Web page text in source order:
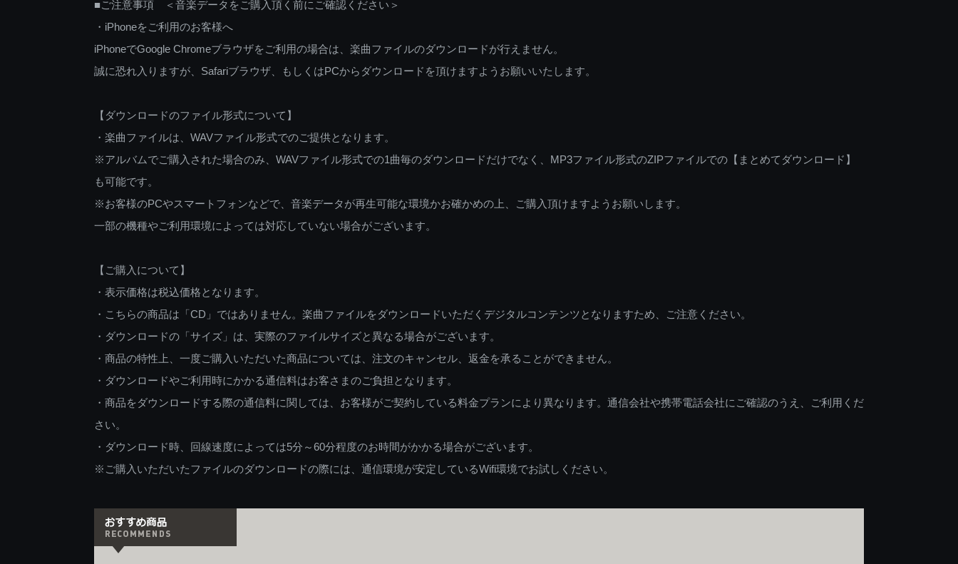
■ご注意事項 ＜音楽データをご購入頂く前にご確認ください＞
・iPhoneをご利用のお客様へ
iPhoneでGoogle Chromeブラウザをご利用の場合は、楽曲ファイルのダウンロードが行えません。
誠に恐れ入りますが、Safariブラウザ、もしくはPCからダウンロードを頂けますようお願いいたします。
【ダウンロードのファイル形式について】
・楽曲ファイルは、WAVファイル形式でのご提供となります。
※アルバムでご購入された場合のみ、WAVファイル形式での1曲毎のダウンロードだけでなく、MP3ファイル形式のZIPファイルでの【まとめてダウンロード】
も可能です。
※お客様のPCやスマートフォンなどで、音楽データが再生可能な環境かお確かめの上、ご購入頂けますようお願いします。
一部の機種やご利用環境によっては対応していない場合がございます。
【ご購入について】
・表示価格は税込価格となります。
・こちらの商品は「CD」ではありません。楽曲ファイルをダウンロードいただくデジタルコンテンツとなりますため、ご注意ください。
・ダウンロードの「サイズ」は、実際のファイルサイズと異なる場合がございます。
・商品の特性上、一度ご購入いただいた商品については、注文のキャンセル、返金を承ることができません。
・ダウンロードやご利用時にかかる通信料はお客さまのご負担となります。
・商品をダウンロードする際の通信料に関しては、お客様がご契約している料金プランにより異なります。通信会社や携帯電話会社にご確認のうえ、ご利用くだ
さい。
・ダウンロード時、回線速度によっては5分～60分程度のお時間がかかる場合がございます。
※ご購入いただいたファイルのダウンロードの際には、通信環境が安定しているWifi環境でお試しください。